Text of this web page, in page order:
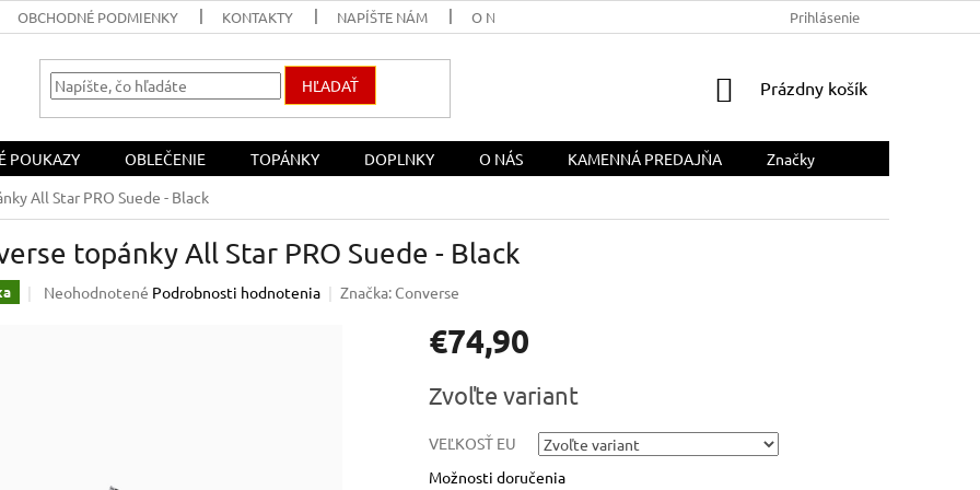
OBCHODNÉ PODMIENKY KONTAKTY NAPÍŠTE NÁM O NÁS Prihlásenie
HĽADAŤ
NÁKUPNÝ
Prázdny košík
POUKAZY OBLEČENIE TOPÁNKY DOPLNKY O NÁS KAMENNÁ PREDAJŇA
Značky
All Star PRO Suede - Black
topánky All Star PRO Suede - Black
Priemerné
Neohodnotené Podrobnosti hodnotenia Značka: Converse
€74,90
cena:
Zvoľte variant
VEĽKOSŤ EU
Možnosti doručenia